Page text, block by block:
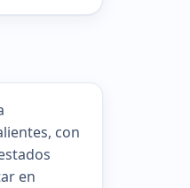
con
en